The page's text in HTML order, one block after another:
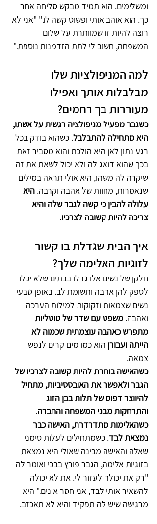
ומשלימים. הוא תמיד מבקש סליחה אחר
כך. הוא אוהב אותי ופשוט קשה לו." "אני לא
רוצה להיות זו שמוותרת על שלום
המשפחה, חשוב לי לתת הזדמנות נוספת."
למה המניפולציות שלו
מבלבלות אותך ואפילו
מעוררות בך רחמים?
כשגבר מפעיל מניפולציה רגשית על אשתו,
היא מתחילה להתבלבל. כשהוא בודק בכל
רגע נתון לאן היא הולכת והוא מסביר זאת
בכך שהוא דואג לה ולא יכול לשאת את זה
שיקרה לה משהו, היא אולי תראה במילים
שנאמרות, מחוות של אהבה וקרבה. היא
עלולה להבין כי קשה לגבר שלה והיא
צריכה להיות קשובה לצרכיו.
איך הבית שגדלת בו קשור
לזוגיות האלימה שלך?
חלקן של נשים אלו גדלו בבתים שלא יכלו
לספק להן אהבה ותשומת לב. באופן טבעי
נשים שצמאות וזקוקות למילות הערכה
ואהבה. משפט עם שדר של טוטליות
מתפרש כאהבה עוצמתית שכמוה לא
הייתה ועבורן הוא כמו מים קרים לנפש
צמאה.
כשהאישה בוחרת להיות קשובה לצרכיו של
הגבר ולאפשר את האובססיביות, מתחיל
להיווצר דפוס של תלות בבן הזוג
והתרחקות מבני המשפחה והחברה.
כשהאלימות מתדרדרת, האישה כבר
נמצאת לבד. כשמתחילים לעלות סימני
שאלה והאישה מבינה שאולי היא נמצאת
בזוגיות אלימה, הגבר פורץ בבכי ואומר לה
"רק את יכולה לעזור לי. את לא יכולה
להשאיר אותי לבד, אני חסר אונים." היא
מרגישה שיש לה תפקיד והיא לא תאכזב.